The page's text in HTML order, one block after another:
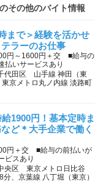
その他のバイト情報
まで＞経験を活かせ
ラーのお仕事
円～1600円＋交 ■給与の
払いサービスあり
代田区 山手線 神田（東
京メトロ丸ノ内線 淡路町
1900円！基本定時ま
ど＊大手企業で働く
円＋交 ■給与の前払いが
ビスあり
央区 東京メトロ日比谷
、京葉線 八丁堀（東京）